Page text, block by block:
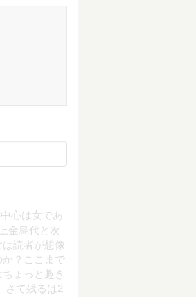
心は女であ
金烏代と次
読者が想像
？ここまで
ょっと趣き
さて残るは2